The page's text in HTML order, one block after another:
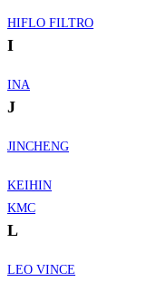
HIFLO FILTRO
I
INA
J
JINCHENG
KEIHIN
KMC
L
LEO VINCE